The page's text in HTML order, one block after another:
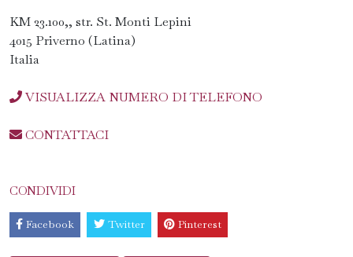
KM 23.100,, str. St. Monti Lepini
4015 Priverno (Latina)
Italia
VISUALIZZA NUMERO DI TELEFONO
CONTATTACI
CONDIVIDI
Facebook Twitter Pinterest